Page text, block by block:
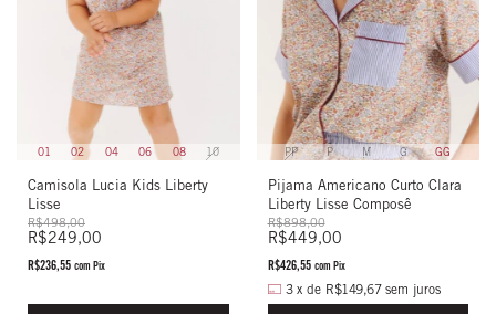
01 02 04 06 08 10
Camisola Lucia Kids Liberty
Lisse
R$498,00
R$249,00
R$236,55 com Pix
PP P M G GG
Pijama Americano Curto Clara
Liberty Lisse Composê
R$898,00
R$449,00
R$426,55 com Pix
3 x de R$149,67 sem juros